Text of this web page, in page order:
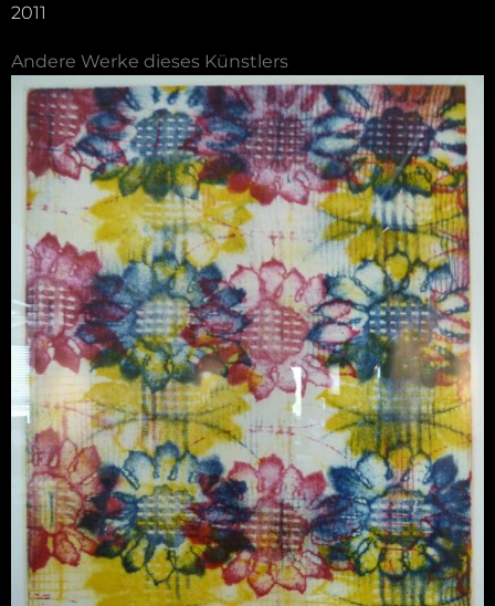
2011
Andere Werke dieses Künstlers